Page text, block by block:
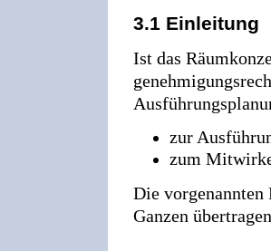
3.1 Einleitung
Ist das
zur
zum
Die vorgenannten
Ganzen